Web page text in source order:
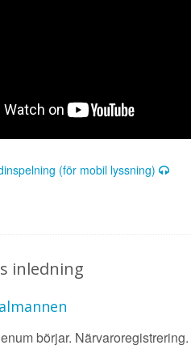
(för mobil lyssning)
inledning
börjar. Närvaroregistrering.